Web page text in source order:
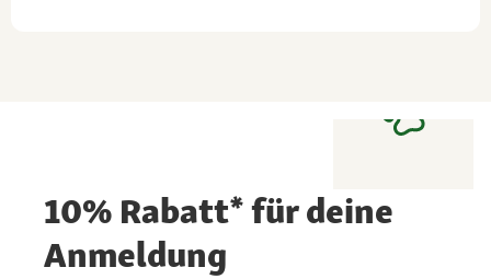
10% Rabatt* für deine
Anmeldung